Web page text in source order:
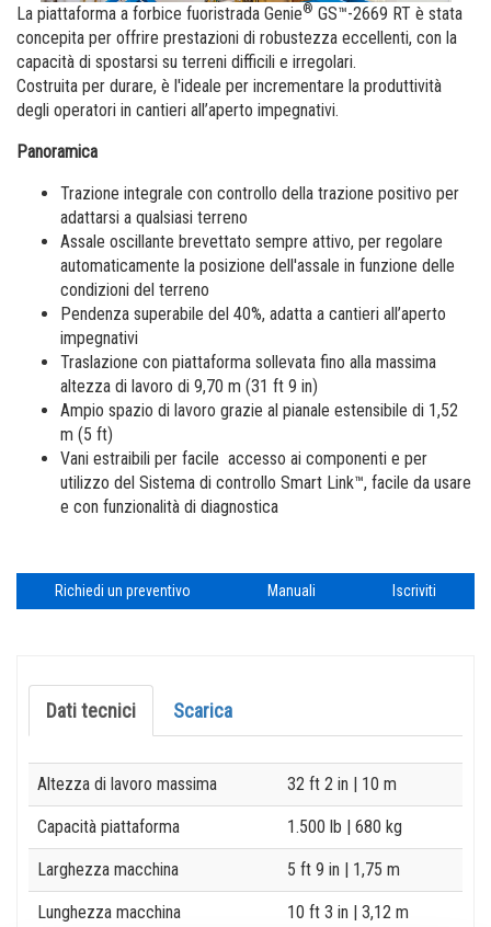
Software macchine
Garanzia e registrazione dei prodotti
BIM - Building Information Management
Genie Lift Connect Telematics
Strumenti di marketing
Lavora con noi
Visita Terex.com
Relazioni con gli investitori - Terex
La piattaforma a forbice fuoristrada Genie® GS™-2669 RT è stata
concepita per offrire prestazioni di robustezza eccellenti, con la
capacità di spostarsi su terreni difficili e irregolari.
Costruita per durare, è l'ideale per incrementare la produttività
degli operatori in cantieri all’aperto impegnativi.
Panoramica
Trazione integrale con controllo della trazione positivo per
adattarsi a qualsiasi terreno
Assale oscillante brevettato sempre attivo, per regolare
automaticamente la posizione dell'assale in funzione delle
condizioni del terreno
Pendenza superabile del 40%, adatta a cantieri all’aperto
impegnativi
Traslazione con piattaforma sollevata fino alla massima
altezza di lavoro di 9,70 m (31 ft 9 in)
Ampio spazio di lavoro grazie al pianale estensibile di 1,52
m (5 ft)
Vani estraibili per facile accesso ai componenti e per
utilizzo del Sistema di controllo Smart Link™, facile da usare
e con funzionalità di diagnostica
Richiedi un preventivo Manuali Iscriviti
Dati tecnici Scarica
Specification Value
Altezza di lavoro massima 32 ft 2 in | 10 m
Capacità piattaforma 1.500 lb | 680 kg
Larghezza macchina 5 ft 9 in | 1,75 m
Lunghezza macchina 10 ft 3 in | 3,12 m